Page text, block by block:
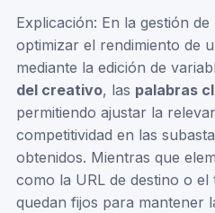
Explicación: En la gestión
optimizar el rendimiento de
mediante la edición de
del creativo, las palabras
permitiendo ajustar la
competitividad en las
obtenidos. Mientras que
como la URL de destino o el
quedan fijos para mantener